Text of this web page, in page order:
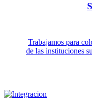
Trabajamos para
de las instituciones